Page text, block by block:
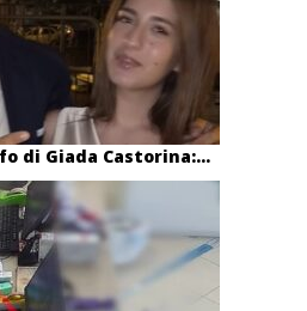
di Giada Castorina:...